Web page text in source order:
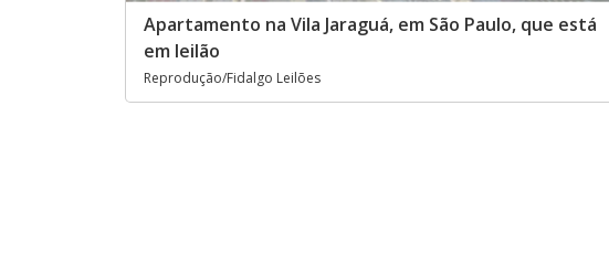
Apartamento na Vila Jaraguá, em São Paulo, que está
em leilão
Reprodução/Fidalgo Leilões